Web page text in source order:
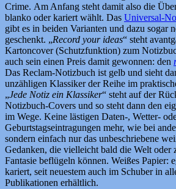
Crime. Am Anfang steht damit also die
blanko oder kariert wählt. Das Universal-
gibt es in beiden Varianten und dazu sogar
geschenkt. „Record your ideas“ steht
Kartoncover (Schutzfunktion) zum
auch sein einen Preis damit gewonnen: den
Das Reclam-Notizbuch ist gelb und sieht
unzähligen Klassiker der Reihe im
„Jede Notiz ein Klassiker“ steht auf der
Notizbuch-Covers und so steht dann den
im Wege. Keine lästigen Daten-, Wetter-
Geburtstagseintragungen mehr, wie bei
sondern einfach nur das unbeschriebene
Gedanken, die vielleicht bald die Welt oder
Fantasie beflügeln können. Weißes Papier:
kariert, seit neuestem auch im Schuber in
Publikationen erhältlich.